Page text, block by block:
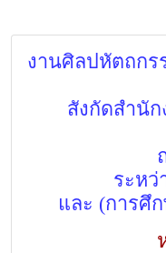
งานศิลปหัตถกร
สังกัดสำนั
ระหว่
และ (การศึ